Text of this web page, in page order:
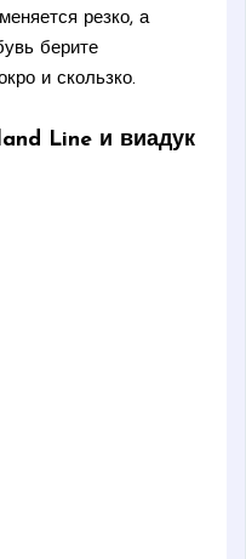
резко, а
берите
и скользко.
Line и виадук